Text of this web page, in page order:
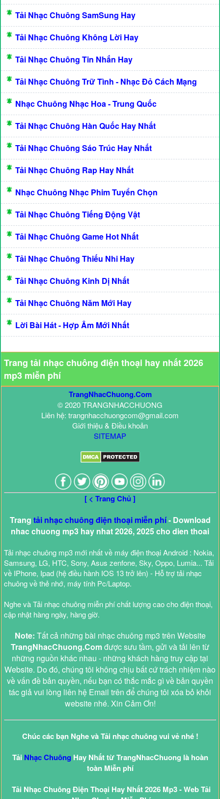
Tải Nhạc Chuông SamSung Hay
Tải Nhạc Chuông Không Lời Hay
Tải Nhạc Chuông Tin Nhắn Hay
Tải Nhạc Chuông Trữ Tình - Nhạc Đỏ Cách Mạng
Nhạc Chuông Nhạc Hoa - Trung Quốc
Tải Nhạc Chuông Hàn Quốc Hay Nhất
Tải Nhạc Chuông Sáo Trúc Hay Nhất
Tải Nhạc Chuông Rap Hay Nhất
Nhạc Chuông Nhạc Phim Tuyển Chọn
Tải Nhạc Chuông Tiếng Động Vật
Tải Nhạc Chuông Game Hot Nhất
Tải Nhạc Chuông Thiếu Nhi Hay
Tải Nhạc Chuông Kinh Dị Nhất
Tải Nhạc Chuông Năm Mới Hay
Lời Bài Hát - Hợp Âm Mới Nhất
Trang tải nhạc chuông điện thoại hay nhất 2026
mp3 miễn phí
TrangNhacChuong.Com
© 2020 TRANGNHACCHUONG
Liên hệ: trangnhacchuongcom@gmail.com
Giới thiệu & Điều khoản
SITEMAP
[ < Trang Chủ ]
Trang tải nhạc chuông điện thoại miễn phí- Download
nhac chuong mp3 hay nhat 2026, 2025 cho dien thoai
Tải nhạc chuông mp3 mới nhất về máy điện thoại Android : Nokia,
Samsung, LG, HTC, Sony, Asus zenfone, Sky, Oppo, Lumia... Tải
về IPhone, Ipad (hệ điều hành IOS 13 trở lên) - Hỗ trợ tải nhạc
chuông về thẻ nhớ, máy tính Pc/Laptop.
Nghe và Tải nhạc chuông miễn phí chất lượng cao cho điện thoại,
cập nhật hàng ngày, hàng giờ.
Note: Tất cả những bài nhạc chuông mp3 trên Website
TrangNhacChuong.Comđược sưu tầm, gửi và tải lên từ
những nguồn khác nhau - những khách hàng truy cập tại
Website. Do đó, chúng tôi không chịu bất cứ trách nhiệm nào
về vấn đề bản quyền, nếu bạn có thắc mắc gì về bản quyền
tác giả vui lòng liên hệ Email trên để chúng tôi xóa bỏ khỏi
website nhé. Xin Cảm Ơn!
Chúc các bạn Nghe và Tải nhạc chuông vui vẻ nhé !
Tải Nhạc Chuông Hay Nhất từ TrangNhacChuong là hoàn
toàn Miễn phí
Tải Nhạc Chuông Điện Thoại Hay Nhất 2026 Mp3 - Web Tải